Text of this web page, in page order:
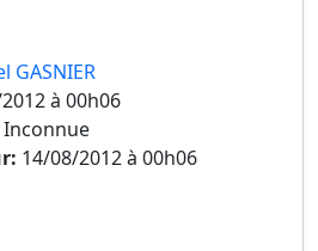
GASNIER
à 00h06
Inconnue
14/08/2012 à 00h06